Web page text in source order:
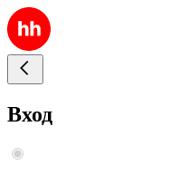
Вход